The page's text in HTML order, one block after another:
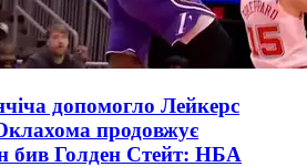
допомогло Лейкерс
продовжує
бив Голден Стейт: НБА